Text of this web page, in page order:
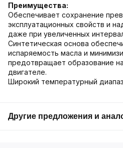
Преимущества:
Обеспечивает сохранение
эксплуатационных свойств и
даже при увеличенных
Синтетическая основа
испаряемость масла и
предотвращает образование
двигателе.
Широкий температурный
Другие предложения и